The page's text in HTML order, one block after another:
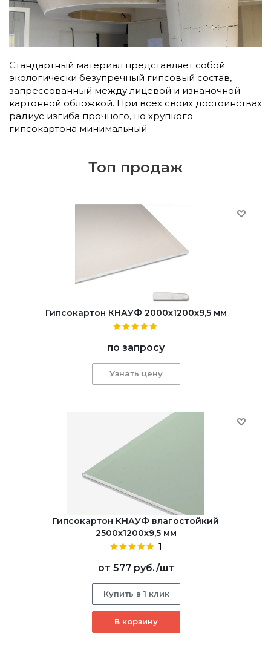
Стандартный материал представляет собой
экологически безупречный гипсовый состав,
запрессованный между лицевой и изнаночной
картонной обложкой. При всех своих достоинствах
радиус изгиба прочного, но хрупкого
гипсокартона минимальный.
Топ продаж
Гипсокартон КНАУФ 2000x1200x9,5 мм
по запросу
Узнать цену
Гипсокартон КНАУФ влагостойкий
2500x1200x9,5 мм
1
от 577 руб./шт
Купить в 1 клик
В корзину